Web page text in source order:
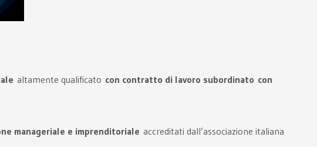
altamente qualificato con contratto di lavoro subordinato con
manageriale e imprenditoriale accreditati dall’associazione italiana